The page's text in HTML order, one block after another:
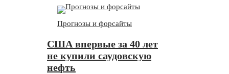
Прогнозы и форсайты
США впервые за 40 лет
не купили саудовскую
нефть